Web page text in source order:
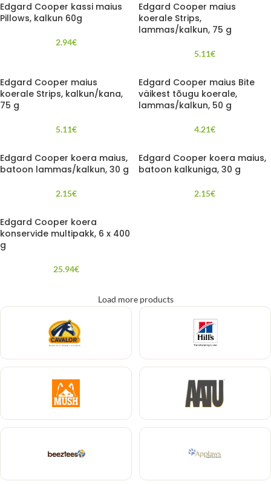
Edgard Cooper kassi maius
Pillows, kalkun 60g
2.94€
Edgard Cooper maius
koerale Strips,
lammas/kalkun, 75 g
5.11€
Edgard Cooper maius
koerale Strips, kalkun/kana,
75 g
5.11€
Edgard Cooper maius Bite
väikest tõugu koerale,
lammas/kalkun, 50 g
4.21€
Edgard Cooper koera maius,
batoon lammas/kalkun, 30 g
2.15€
Edgard Cooper koera maius,
batoon kalkuniga, 30 g
2.15€
Edgard Cooper koera
konservide multipakk, 6 x 400
g
25.94€
Load more products